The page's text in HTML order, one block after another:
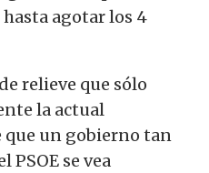
agotar los 4
relieve que sólo
la actual
que un gobierno tan
PSOE se vea